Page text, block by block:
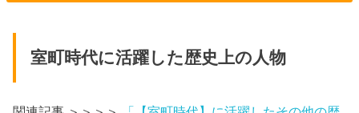
室町時代に活躍した歴史上の人物